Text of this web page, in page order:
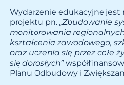
Wydarzenie edukacyjne jest
projektu pn. „Zbudowanie
monitorowania
kształcenia zawodowego,
oraz uczenia się przez całe
się dorosłych”
Planu Odbudowy i